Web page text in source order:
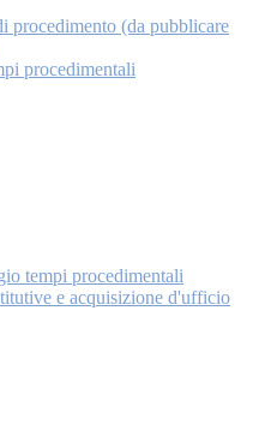
procedimento (da pubblicare
procedimentali
tempi procedimentali
e acquisizione d'ufficio